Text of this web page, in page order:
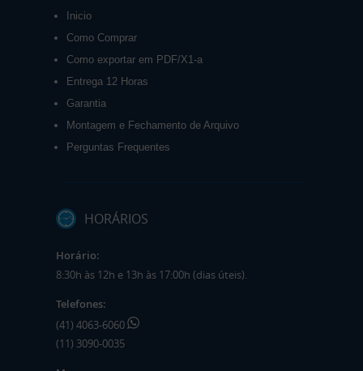
Inicio
Como Comprar
Como exportar em PDF/X1-a
Entrega 12 Horas
Garantia
Montagem e Fechamento de Arquivo
Perguntas Frequentes
HORÁRIOS
Horário:
8:30h às 12h e 13h às 17:00h (dias úteis).
Telefones:
(41) 4063-6060
(11) 3090-0035